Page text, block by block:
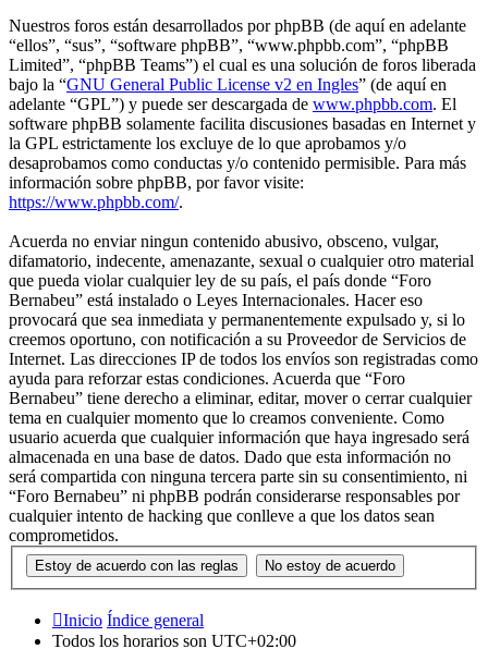
Nuestros foros están desarrollados por phpBB (de aquí en adelante
“ellos”, “sus”, “software phpBB”, “www.phpbb.com”, “phpBB
Limited”, “phpBB Teams”) el cual es una solución de foros liberada
bajo la “GNU General Public License v2 en Ingles” (de aquí en
adelante “GPL”) y puede ser descargada de www.phpbb.com. El
software phpBB solamente facilita discusiones basadas en Internet y
la GPL estrictamente los excluye de lo que aprobamos y/o
desaprobamos como conductas y/o contenido permisible. Para más
información sobre phpBB, por favor visite:
https://www.phpbb.com/.
Acuerda no enviar ningun contenido abusivo, obsceno, vulgar,
difamatorio, indecente, amenazante, sexual o cualquier otro material
que pueda violar cualquier ley de su país, el país donde “Foro
Bernabeu” está instalado o Leyes Internacionales. Hacer eso
provocará que sea inmediata y permanentemente expulsado y, si lo
creemos oportuno, con notificación a su Proveedor de Servicios de
Internet. Las direcciones IP de todos los envíos son registradas como
ayuda para reforzar estas condiciones. Acuerda que “Foro
Bernabeu” tiene derecho a eliminar, editar, mover o cerrar cualquier
tema en cualquier momento que lo creamos conveniente. Como
usuario acuerda que cualquier información que haya ingresado será
almacenada en una base de datos. Dado que esta información no
será compartida con ninguna tercera parte sin su consentimiento, ni
“Foro Bernabeu” ni phpBB podrán considerarse responsables por
cualquier intento de hacking que conlleve a que los datos sean
comprometidos.
Inicio Índice general
Todos los horarios son UTC+02:00